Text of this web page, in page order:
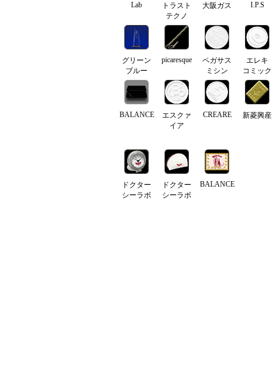
Lab
トラスト
テクノ
大阪ガス I.P.S
グリーン
ブルー
picaresque
ペガサス
ミシン
エレキ
コミック
BALANCE
エスクァ
イア
CREARE 新菱興産
ドクター
シーラボ
ドクター
シーラボ
BALANCE